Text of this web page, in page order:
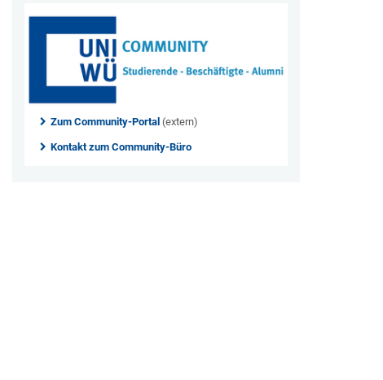
Zum Community-Portal (extern)
Kontakt zum Community-Büro